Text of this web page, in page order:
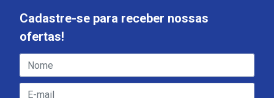
Cadastre-se para receber nossas
ofertas!